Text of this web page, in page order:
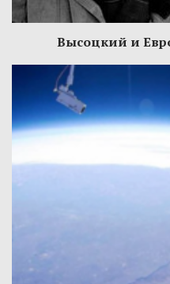
Высоцкий и